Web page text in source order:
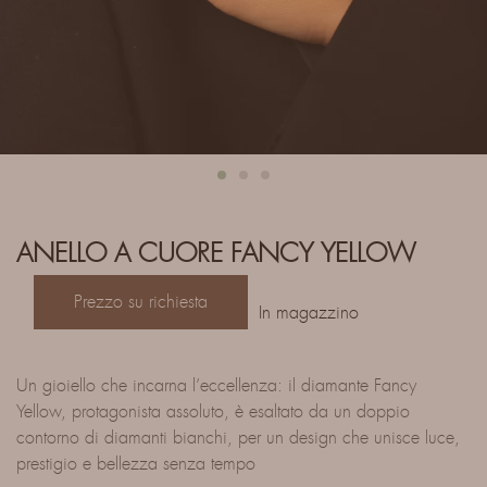
ANELLO A CUORE FANCY YELLOW
Prezzo su richiesta In magazzino
Un gioiello che incarna l’eccellenza: il diamante Fancy
Yellow, protagonista assoluto, è esaltato da un doppio
contorno di diamanti bianchi, per un design che unisce luce,
prestigio e bellezza senza tempo